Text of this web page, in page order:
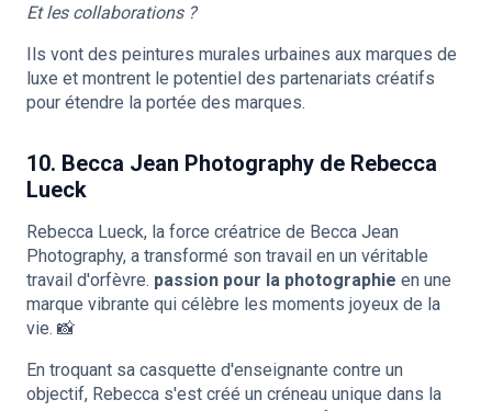
Et les collaborations ?
Ils vont des peintures murales urbaines aux marques de
luxe et montrent le potentiel des partenariats créatifs
pour étendre la portée des marques.
10. Becca Jean Photography de Rebecca
Lueck
Rebecca Lueck, la force créatrice de Becca Jean
Photography, a transformé son travail en un véritable
travail d'orfèvre. passion pour la photographie en une
marque vibrante qui célèbre les moments joyeux de la
vie. 📸
En troquant sa casquette d'enseignante contre un
objectif, Rebecca s'est créé un créneau unique dans la